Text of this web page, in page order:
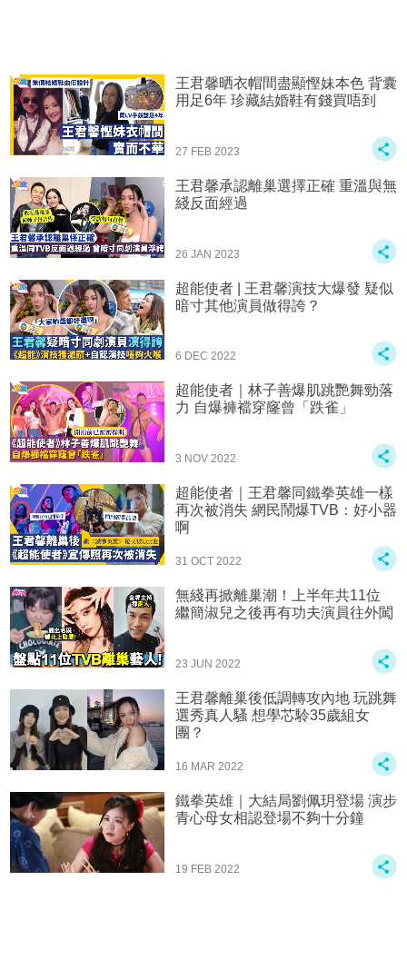
王君馨晒衣帽間盡顯慳妹本色 背囊
用足6年 珍藏結婚鞋有錢買唔到
27 FEB 2023
王君馨承認離巢選擇正確 重溫與無
綫反面經過
26 JAN 2023
超能使者 | 王君馨演技大爆發 疑似
暗寸其他演員做得誇？
6 DEC 2022
超能使者｜林子善爆肌跳艷舞勁落
力 自爆褲襠穿窿曾「跌雀」
3 NOV 2022
超能使者｜王君馨同鐵拳英雄一樣
再次被消失 網民鬧爆TVB：好小器
啊
31 OCT 2022
無綫再掀離巢潮！上半年共11位
繼簡淑兒之後再有功夫演員往外闖
23 JUN 2022
王君馨離巢後低調轉攻內地 玩跳舞
選秀真人騷 想學芯駖35歲組女
團？
16 MAR 2022
鐵拳英雄｜大結局劉佩玥登場 演步
青心母女相認登場不夠十分鐘
19 FEB 2022